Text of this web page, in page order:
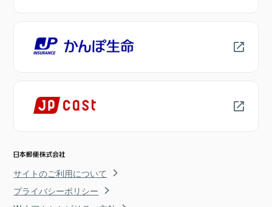
サイトのご利用について
プライバシーポリシー